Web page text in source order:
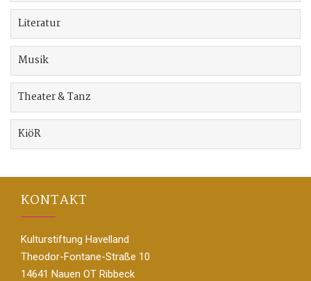
Literatur
Musik
Theater & Tanz
KiöR
KONTAKT
Kulturstiftung Havelland
Theodor-Fontane-Straße 10
14641 Nauen OT Ribbeck